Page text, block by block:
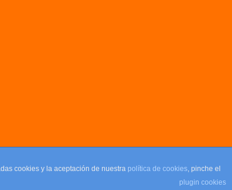
cookies y la aceptación de nuestra política de cookies, pinche el
plugin cookies